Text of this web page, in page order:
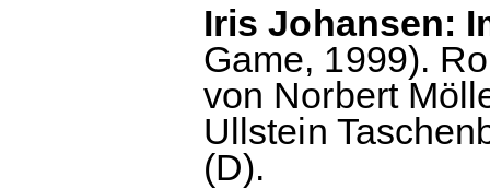
Iris Johansen:
Game, 1999).
von Norbert
Ullstein
(D).